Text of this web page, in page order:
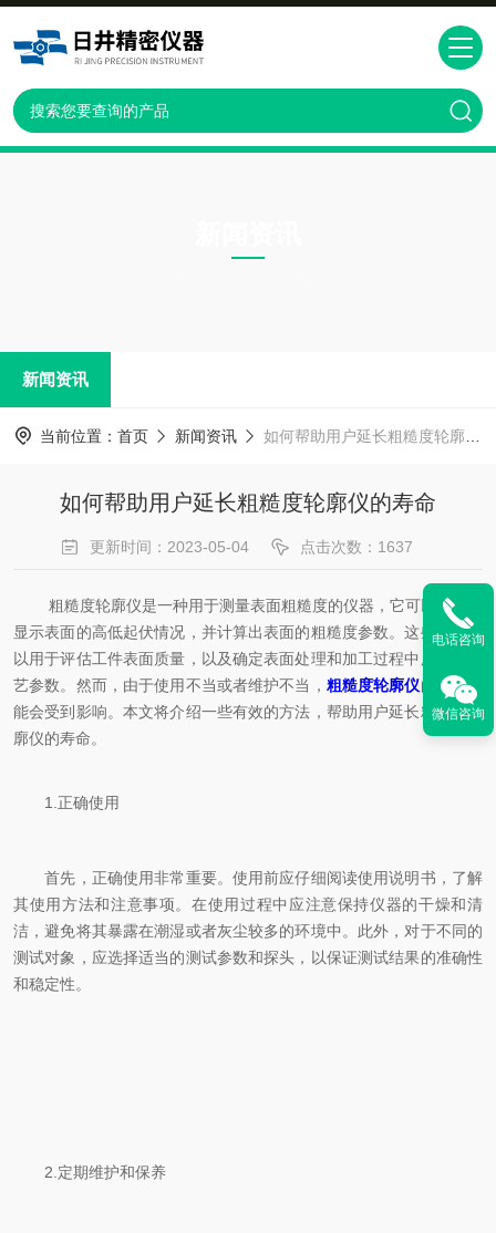
新闻资讯
当前位置： 首页 新闻资讯 如何帮助用户延长粗糙度轮廓仪的寿命
如何帮助用户延长粗糙度轮廓仪的寿命
更新时间：2023-05-04 点击次数：1637
粗糙度轮廓仪是一种用于测量表面粗糙度的仪器，它可以记录并
显示表面的高低起伏情况，并计算出表面的粗糙度参数。这些参数可
以用于评估工件表面质量，以及确定表面处理和加工过程中所需的工
艺参数。然而，由于使用不当或者维护不当， 粗糙度轮廓仪的寿命可
能会受到影响。本文将介绍一些有效的方法，帮助用户延长粗糙度轮
廓仪的寿命。
1.正确使用
首先，正确使用非常重要。使用前应仔细阅读使用说明书，了解
其使用方法和注意事项。在使用过程中应注意保持仪器的干燥和清
洁，避免将其暴露在潮湿或者灰尘较多的环境中。此外，对于不同的
测试对象，应选择适当的测试参数和探头，以保证测试结果的准确性
和稳定性。
2.定期维护和保养
电话咨询
微信咨询